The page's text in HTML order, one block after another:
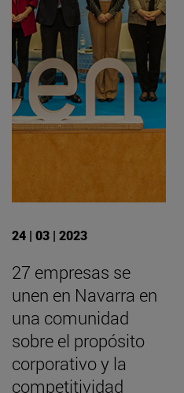
24 | 03 | 2023
27 empresas se
unen en Navarra en
una comunidad
sobre el propósito
corporativo y la
competitividad